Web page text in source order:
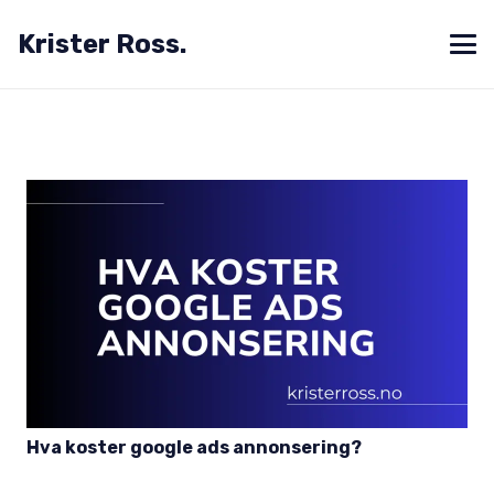
Krister Ross.
Hva koster google ads annonsering?